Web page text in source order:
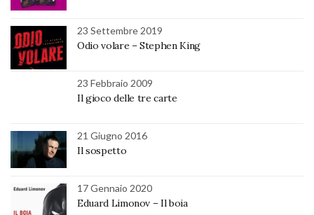
23 Settembre 2019
Odio volare – Stephen King
23 Febbraio 2009
Il gioco delle tre carte
21 Giugno 2016
Il sospetto
17 Gennaio 2020
Eduard Limonov – Il boia